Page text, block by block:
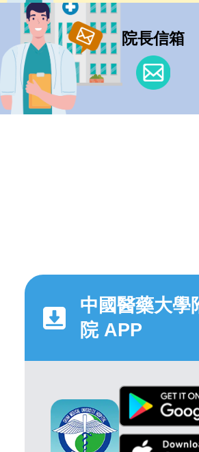
院長信箱
中國醫藥大學
院 APP